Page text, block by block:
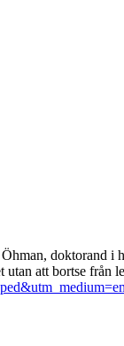
doktorand i
att bortse från